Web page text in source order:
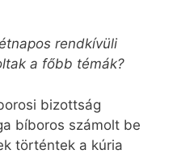
rendkívüli
a főbb témák?
bizottság
bíboros számolt be
történtek a kúria